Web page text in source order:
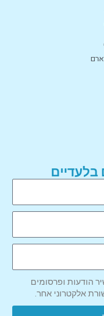
בלעדיים
הודעות ופרסומים
אלקטרוני אחר.